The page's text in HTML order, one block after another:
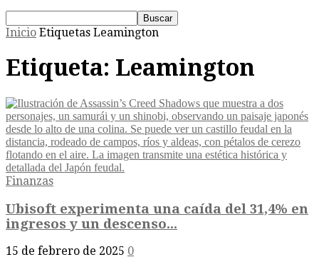
Inicio Etiquetas Leamington
Etiqueta: Leamington
Finanzas
Ubisoft experimenta una caída del 31,4% en
ingresos y un descenso...
15 de febrero de 2025 0